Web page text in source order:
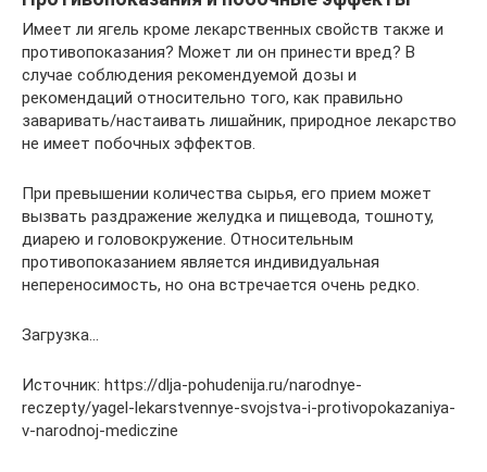
Имеет ли ягель кроме лекарственных свойств также и
противопоказания? Может ли он принести вред? В
случае соблюдения рекомендуемой дозы и
рекомендаций относительно того, как правильно
заваривать/настаивать лишайник, природное лекарство
не имеет побочных эффектов.
При превышении количества сырья, его прием может
вызвать раздражение желудка и пищевода, тошноту,
диарею и головокружение. Относительным
противопоказанием является индивидуальная
непереносимость, но она встречается очень редко.
Загрузка…
Источник: https://dlja-pohudenija.ru/narodnye-
reczepty/yagel-lekarstvennye-svojstva-i-protivopokazaniya-
v-narodnoj-mediczine